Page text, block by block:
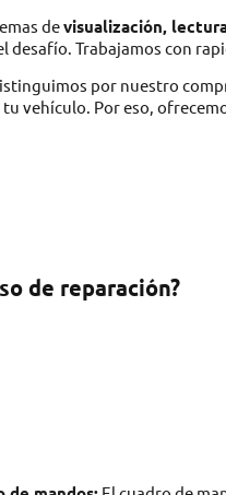
devisualización,
desafío. Trabajamos con
por nuestro
vehículo. Por eso,
de reparación?